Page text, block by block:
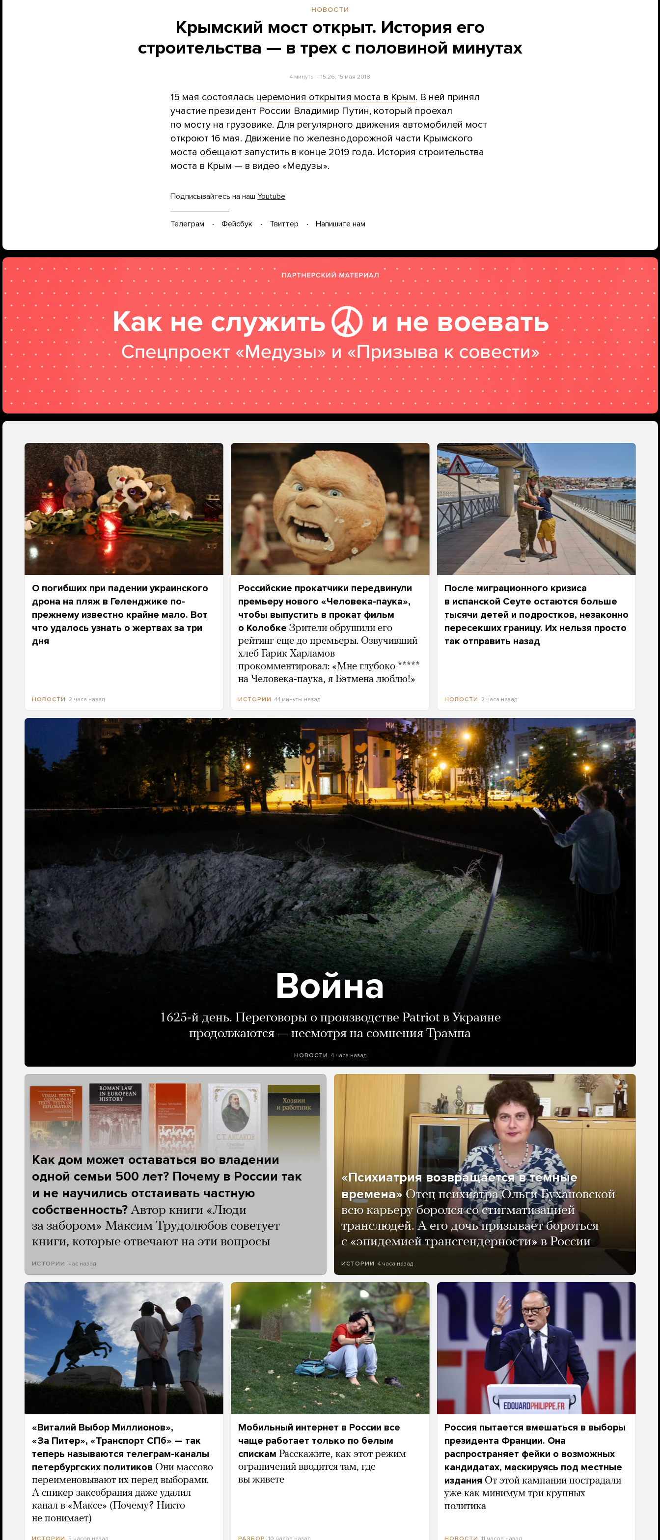
НОВОСТИ
Крымский мост открыт. История его
строительства — в трех с половиной минутах
4 минуты 15:26, 15 мая 2018
15 мая состоялась церемония открытия моста в Крым. В ней принял
участие президент России Владимир Путин, который проехал
по мосту на грузовике. Для регулярного движения автомобилей мост
откроют 16 мая. Движение по железнодорожной части Крымского
моста обещают запустить в конце 2019 года. История строительства
моста в Крым — в видео «Медузы».
Подписывайтесь на наш Youtube
Телеграм Фейсбук Твиттер Напишите нам
О погибших при падении украинского
дрона на пляж в Геленджике по-
прежнему известно крайне мало. Вот
что удалось узнать о жертвах за три
дня
НОВОСТИ 2 часа назад
Российские прокатчики передвинули
премьеру нового «Человека-паука»,
чтобы выпустить в прокат фильм
о Колобке Зрители обрушили его
рейтинг еще до премьеры. Озвучивший
хлеб Гарик Харламов
прокомментировал: «Мне глубоко *****
на Человека-паука, я Бэтмена люблю!»
ИСТОРИИ 44 минуты назад
После миграционного кризиса
в испанской Сеуте остаются больше
тысячи детей и подростков, незаконно
пересекших границу. Их нельзя просто
так отправить назад
НОВОСТИ 2 часа назад
Война
1625-й день. Переговоры о производстве Patriot в Украине
продолжаются — несмотря на сомнения Трампа
НОВОСТИ 4 часа назад
Как дом может оставаться во владении
одной семьи 500 лет? Почему в России так
и не научились отстаивать частную
собственность? Автор книги «Люди
за забором» Максим Трудолюбов советует
книги, которые отвечают на эти вопросы
ИСТОРИИ час назад
«Психиатрия возвращается в темные
времена» Отец психиатра Ольги Бухановской
всю карьеру боролся со стигматизацией
транслюдей. А его дочь призывает бороться
с «эпидемией трансгендерности» в России
ИСТОРИИ 4 часа назад
«Виталий Выбор Миллионов»,
«За Питер», «Транспорт СПб» — так
теперь называются телеграм-каналы
петербургских политиков Они массово
переименовывают их перед выборами.
А спикер заксобрания даже удалил
канал в «Максе» (Почему? Никто
не понимает)
ИСТОРИИ 5 часов назад
Мобильный интернет в России все
чаще работает только по белым
спискам Расскажите, как этот режим
ограничений вводится там, где
вы живете
РАЗБОР 10 часов назад
Россия пытается вмешаться в выборы
президента Франции. Она
распространяет фейки о возможных
кандидатах, маскируясь под местные
издания От этой кампании пострадали
уже как минимум три крупных
политика
НОВОСТИ 11 часов назад